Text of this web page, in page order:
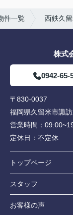
件一覧 西鉄久
株式
0942-65-
〒830-0037
福岡県久留米市諏
営業時間：
定休日： 不定休
トップページ
スタッフ
お客様の声